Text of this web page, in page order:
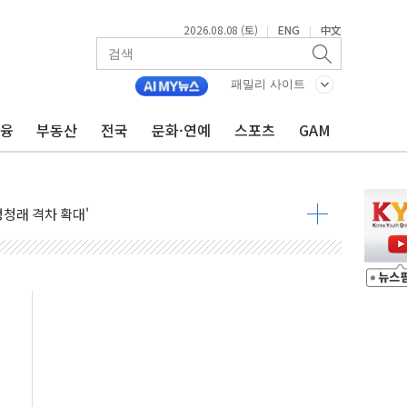
2026.08.08 (토) | ENG | 中文
패밀리 사이트
부동산 전국 문화·연예 스포츠 GAM
래 격차 확대'